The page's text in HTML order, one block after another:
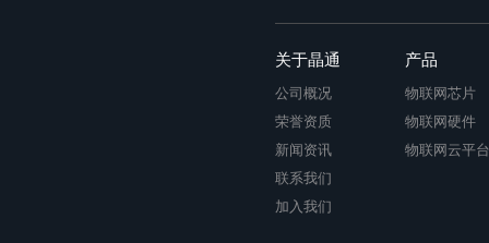
关于晶通
公司概况
荣誉资质
新闻资讯
联系我们
加入我们
产品
物联网芯片
物联网硬件
物联网云平台